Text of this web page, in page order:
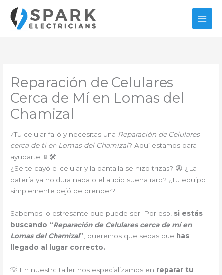
contenido
Reparación de Celulares
Cerca de Mí en Lomas del
Chamizal
¿Tu celular falló y necesitas una Reparación de Celulares
cerca de ti en Lomas del Chamizal? Aquí estamos para
ayudarte 📱🛠️
¿Se te cayó el celular y la pantalla se hizo trizas? 😩 ¿La
batería ya no dura nada o el audio suena raro? ¿Tu equipo
simplemente dejó de prender?
Sabemos lo estresante que puede ser. Por eso, si estás
buscando “Reparación de Celulares cerca de mí en
Lomas del Chamizal” , queremos que sepas que has
llegado al lugar correcto.
💡 En nuestro taller nos especializamos en reparar tu